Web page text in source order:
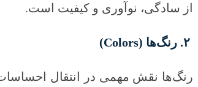
از سادگی، نوآوری و کیفیت است.
رنگ‌ها نقش مهمی در انتقال